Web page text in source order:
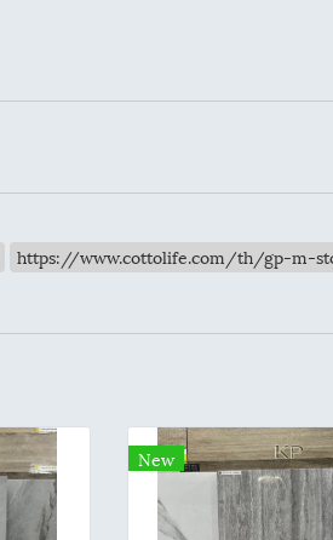
https://www.cottolife.com/th/gp-m-
New